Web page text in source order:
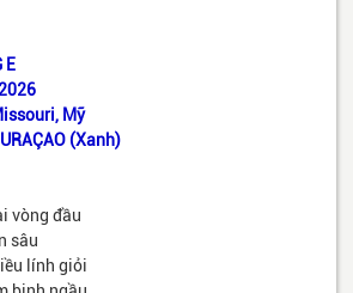
E
Mỹ
(Xanh)
vòng đầu
sâu
lính giỏi